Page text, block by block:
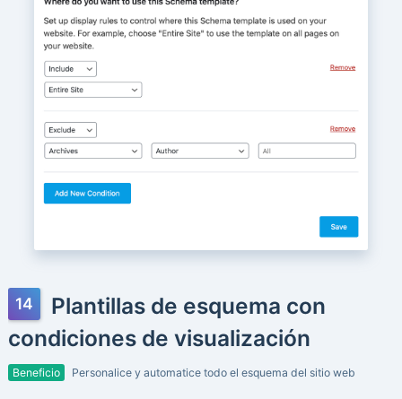
Plantillas de esquema con
condiciones de visualización
Beneficio Personalice y automatice todo el esquema del sitio web